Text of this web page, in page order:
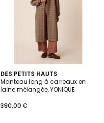
DES PETITS HAUTS
Manteau long à carreaux en
laine mélangée, YONIQUE
390,00 €